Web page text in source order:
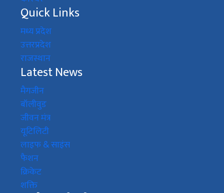
Quick Links
मध्य प्रदेश
उत्तरप्रदेश
राजस्थान
Latest News
मैगजीन
बॉलीवुड
जीवन मंत्र
यूटिलिटी
लाइफ & साइंस
फैशन
क्रिकेट
शक्ति